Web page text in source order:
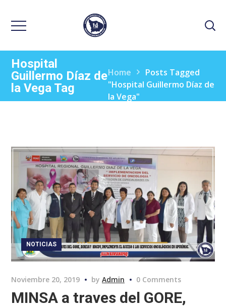
Hospital
Guillermo Díaz de
la Vega Tag
Home
Posts Tagged
"Hospital Guillermo Díaz de
la Vega"
NOTICIAS
Noviembre 20, 2019 byAdmin 0 Comments
MINSA a traves del GORE,